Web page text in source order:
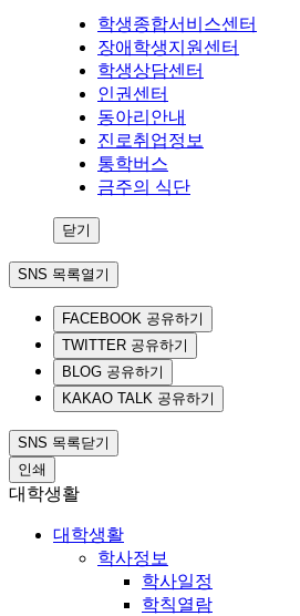
학생종합서비스센터
장애학생지원센터
학생상담센터
인권센터
동아리안내
진로취업정보
통학버스
금주의 식단
닫기
SNS 목록열기
FACEBOOK 공유하기
TWITTER 공유하기
BLOG 공유하기
KAKAO TALK 공유하기
SNS 목록닫기
인쇄
대학생활
대학생활
학사정보
학사일정
학칙열람